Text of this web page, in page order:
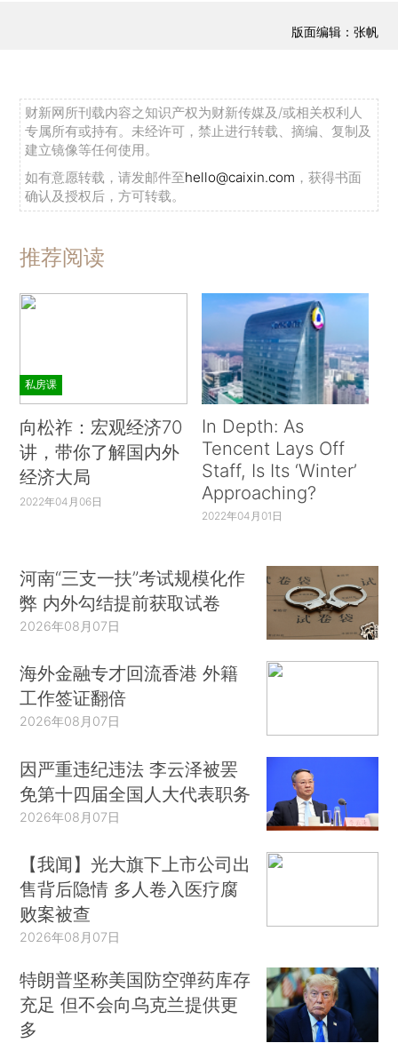
版面编辑：张帆
财新网所刊载内容之知识产权为财新传媒及/或相关权利人
专属所有或持有。未经许可，禁止进行转载、摘编、复制及
建立镜像等任何使用。
如有意愿转载，请发邮件至hello@caixin.com ，获得书面
确认及授权后，方可转载。
推荐阅读
私房课
向松祚：宏观经济70
讲，带你了解国内外
经济大局
2022年04月06日
In Depth: As
Tencent Lays Off
Staff, Is Its ‘Winter’
Approaching?
2022年04月01日
河南“三支一扶”考试规模化作
弊 内外勾结提前获取试卷
2026年08月07日
海外金融专才回流香港 外籍
工作签证翻倍
2026年08月07日
因严重违纪违法 李云泽被罢
免第十四届全国人大代表职务
2026年08月07日
【我闻】光大旗下上市公司出
售背后隐情 多人卷入医疗腐
败案被查
2026年08月07日
特朗普坚称美国防空弹药库存
充足 但不会向乌克兰提供更
多